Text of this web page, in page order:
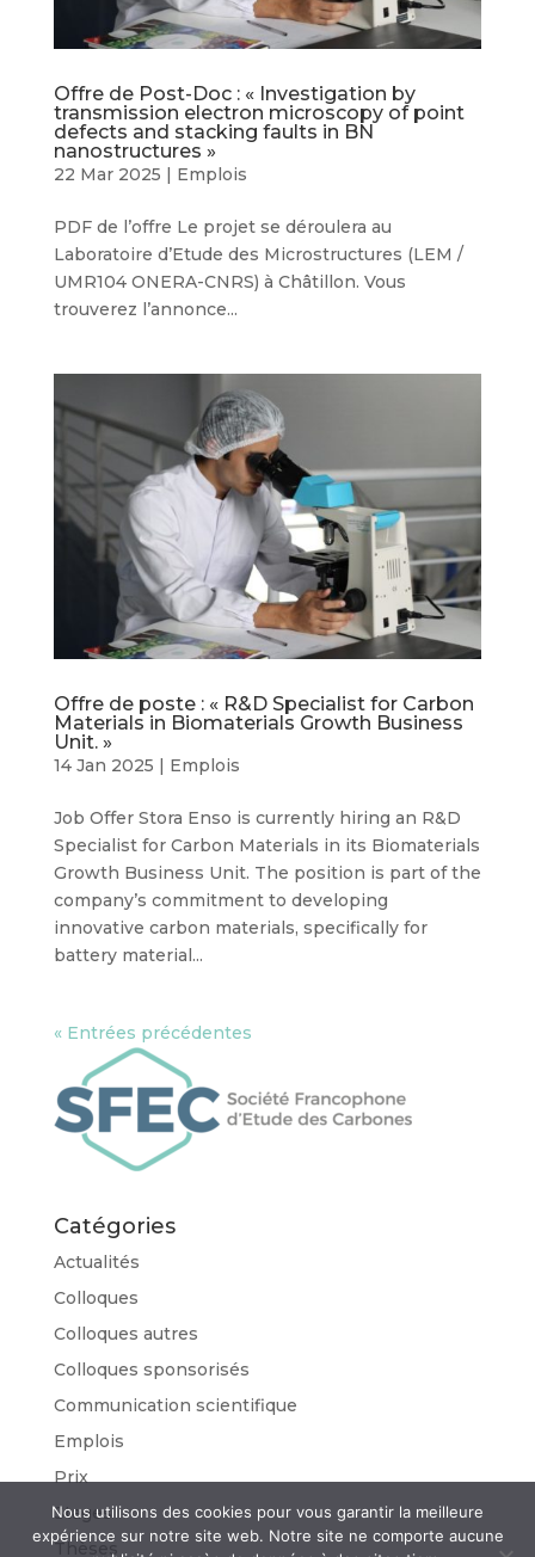
Offre de Post-Doc : « Investigation by
transmission electron microscopy of point
defects and stacking faults in BN
nanostructures »
22 Mar 2025 | Emplois
PDF de l’offre Le projet se déroulera au
Laboratoire d’Etude des Microstructures (LEM /
UMR104 ONERA-CNRS) à Châtillon. Vous
trouverez l’annonce...
Offre de poste : « R&D Specialist for Carbon
Materials in Biomaterials Growth Business
Unit. »
14 Jan 2025 | Emplois
Job Offer Stora Enso is currently hiring an R&D
Specialist for Carbon Materials in its Biomaterials
Growth Business Unit. The position is part of the
company’s commitment to developing
innovative carbon materials, specifically for
battery material...
« Entrées précédentes
Catégories
Actualités
Colloques
Colloques autres
Colloques sponsorisés
Communication scientifique
Emplois
Prix
Stages
Thèses
Nous utilisons des cookies pour vous garantir la meilleure
expérience sur notre site web. Notre site ne comporte aucune